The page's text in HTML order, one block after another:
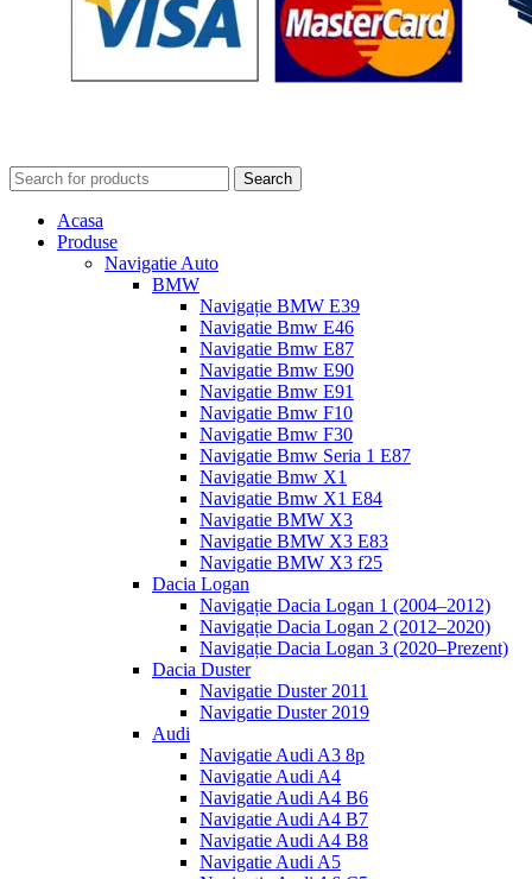
Search
Acasa
Produse
Navigatie Auto
BMW
Navigație BMW E39
Navigatie Bmw E46
Navigatie Bmw E87
Navigatie Bmw E90
Navigatie Bmw E91
Navigatie Bmw F10
Navigatie Bmw F30
Navigatie Bmw Seria 1 E87
Navigatie Bmw X1
Navigatie Bmw X1 E84
Navigatie BMW X3
Navigatie BMW X3 E83
Navigatie BMW X3 f25
Dacia Logan
Navigație Dacia Logan 1 (2004–2012)
Navigație Dacia Logan 2 (2012–2020)
Navigație Dacia Logan 3 (2020–Prezent)
Dacia Duster
Navigatie Duster 2011
Navigatie Duster 2019
Audi
Navigatie Audi A3 8p
Navigatie Audi A4
Navigatie Audi A4 B6
Navigatie Audi A4 B7
Navigatie Audi A4 B8
Navigatie Audi A5